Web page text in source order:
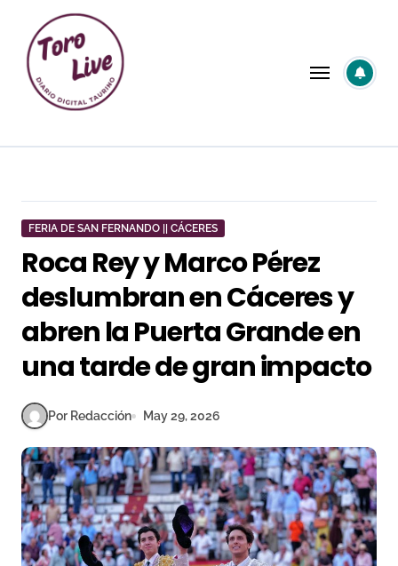
contenido
FERIA DE SAN FERNANDO || CÁCERES
Roca Rey y Marco Pérez
deslumbran en Cáceres y
abren la Puerta Grande en
una tarde de gran impacto
Por Redacción May 29, 2026